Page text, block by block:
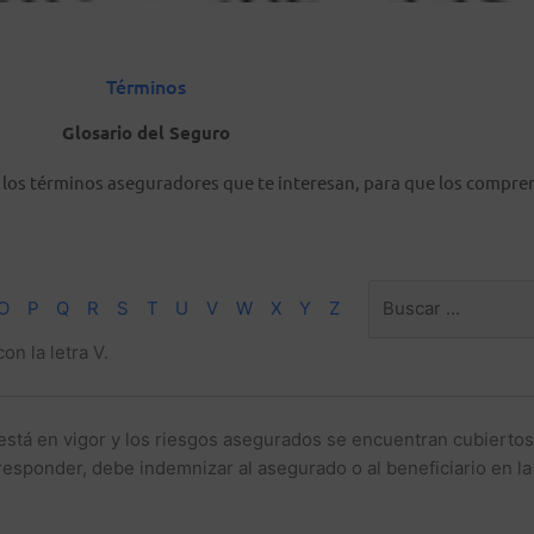
Términos
Glosario del Seguro
términos aseguradores que te interesan, para que los
P Q R S T U V W X Y
Z
la letra V.
en vigor y los riesgos asegurados se encuentran
debe indemnizar al asegurado o al beneficiario en